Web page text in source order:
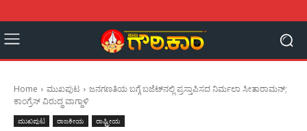
Home ಮುಖಪುಟ
ಜನಗಣತಿಯ ಬಗ್ಗೆ ಬಜೆಟ್‌ನಲ್ಲಿ ಪ್ರಸ್ತಾಪಿಸದ ನಿರ್ಮಲಾ ಸೀತಾರಾಮನ್;
ಕಾಂಗ್ರೆಸ್ ವಿರುದ್ಧ ವಾಗ್ದಾಳಿ
ಮುಖಪುಟ ರಾಜಕೀಯ ರಾಷ್ಟ್ರೀಯ